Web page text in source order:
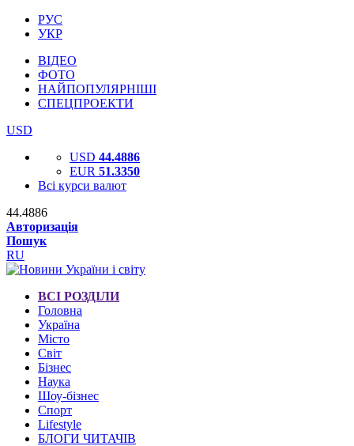
РУС
УКР
ВІДЕО
ФОТО
НАЙПОПУЛЯРНІШІ
СПЕЦПРОЕКТИ
USD
USD 44.4886
EUR 51.3350
Всі курси валют
44.4886
Авторизація
Пошук
RU
ВСІ РОЗДІЛИ
Головна
Україна
Місто
Світ
Бізнес
Наука
Шоу-бізнес
Спорт
Lifestyle
БЛОГИ ЧИТАЧІВ